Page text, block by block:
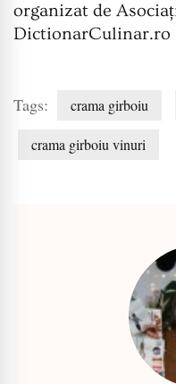
organizat de
DictionarCulinar.ro
Tags: crama girboiu
crama girboiu vinuri